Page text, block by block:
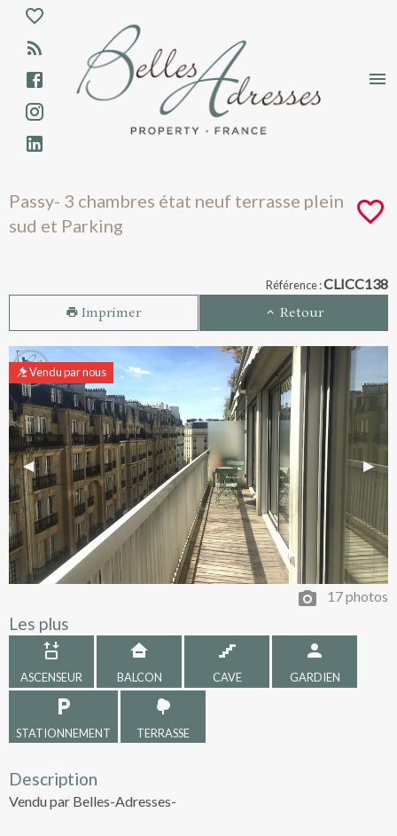
Passy- 3 chambres état neuf terrasse
Aparté haute
En-tête
Liens
Passy- 3 chambres état neuf terrasse plein
sud et Parking
Référence :CLICC138
Imprimer Retour
Vendu par nous
Previous Slide
◀︎ Next
▶︎
17 photos
Les plus
ASCENSEUR BALCON CAVE GARDIEN
STATIONNEMENT TERRASSE
Description
Vendu par Belles-Adresses-